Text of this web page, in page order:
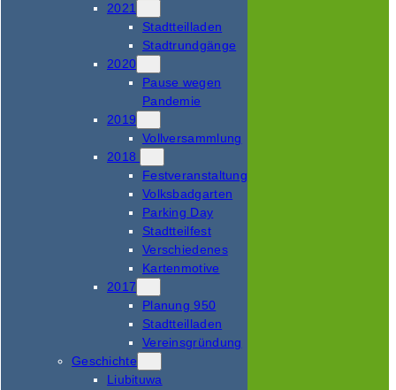
2021
Stadtteilladen
Stadtrundgänge
2020
Pause wegen
Pandemie
2019
Vollversammlung
2018
Festveranstaltung
Volksbadgarten
Parking Day
Stadtteilfest
Verschiedenes
Kartenmotive
2017
Planung 950
Stadtteilladen
Vereinsgründung
Geschichte
Liubituwa